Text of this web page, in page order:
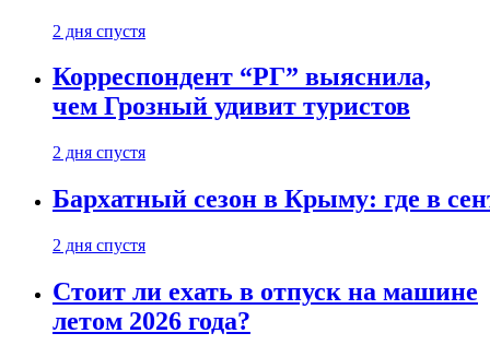
2 дня спустя
Корреспондент “РГ” выяснила,
чем Грозный удивит туристов
2 дня спустя
Бархатный сезон в Крыму: где в
2 дня спустя
Стоит ли ехать в отпуск на машине
летом 2026 года?